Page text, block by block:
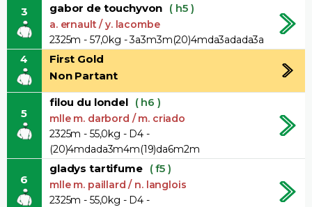
3 gabor de touchyvon ( h5 )
a. ernault / y. lacombe
2325m - 57,0kg - 3a3m3m(20)4mda3adada3a
4
First Gold
Non Partant
5
filou du londel ( h6 )
mlle m. darbord / m. criado
2325m - 55,0kg - D4 -
(20)4mdada3m4m(19)da6m2m
6
gladys tartifume ( f5 )
mlle m. paillard / n. langlois
2325m - 55,0kg - D4 -